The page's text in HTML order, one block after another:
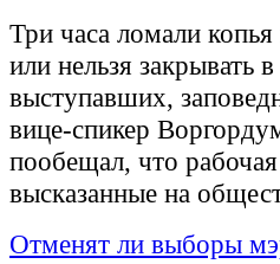
Три часа ломали
или нельзя закрывать
выступавших,
вице-спикер
пообещал, что
высказанные на
Отменят ли выборы